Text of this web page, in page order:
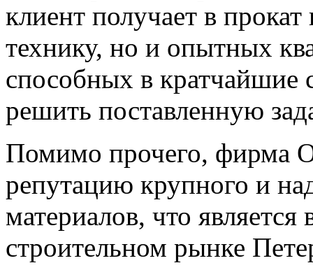
клиент получает в
технику, но и опытных
способных в
решить поставленную
Помимо прочего, фирма
репутацию крупного и
материалов, что
строительном рынке